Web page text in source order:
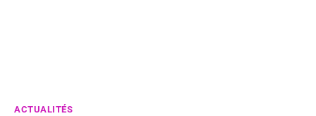
ACTUALITÉS